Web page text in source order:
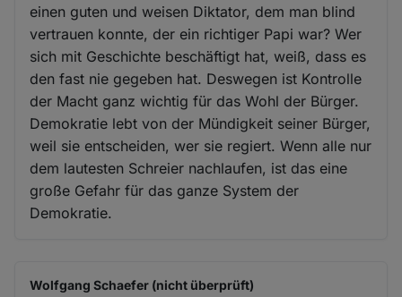
einen guten und weisen Diktator, dem man blind
vertrauen konnte, der ein richtiger Papi war? Wer
sich mit Geschichte beschäftigt hat, weiß, dass es
den fast nie gegeben hat. Deswegen ist Kontrolle
der Macht ganz wichtig für das Wohl der Bürger.
Demokratie lebt von der Mündigkeit seiner Bürger,
weil sie entscheiden, wer sie regiert. Wenn alle nur
dem lautesten Schreier nachlaufen, ist das eine
große Gefahr für das ganze System der
Demokratie.
Wolfgang Schaefer (nicht überprüft)